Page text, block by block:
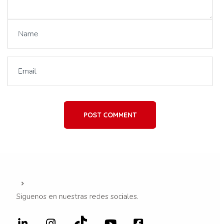
POST COMMENT
Siguenos en nuestras redes sociales.